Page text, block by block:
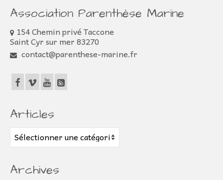
Association Parenthèse Marine
154 Chemin privé Taccone
Saint Cyr sur mer 83270
contact@parenthese-marine.fr
Articles
Articles
Archives